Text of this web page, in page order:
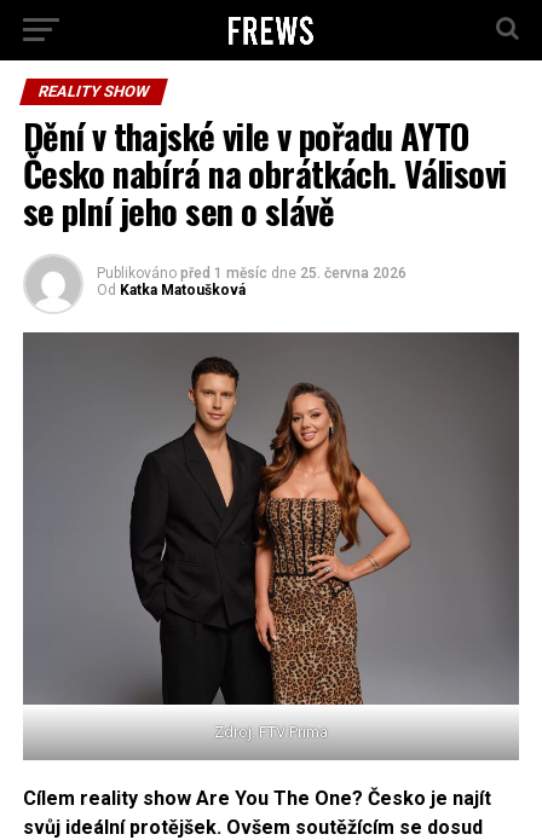
REALITY SHOW
Dění v thajské vile v pořadu AYTO
Česko nabírá na obrátkách. Válisovi
se plní jeho sen o slávě
Publikováno před 1 měsíc dne 25. června 2026
Od Katka Matoušková
Zdroj: FTV Prima
Cílem reality show Are You The One? Česko je najít
svůj ideální protějšek. Ovšem soutěžícím se dosud